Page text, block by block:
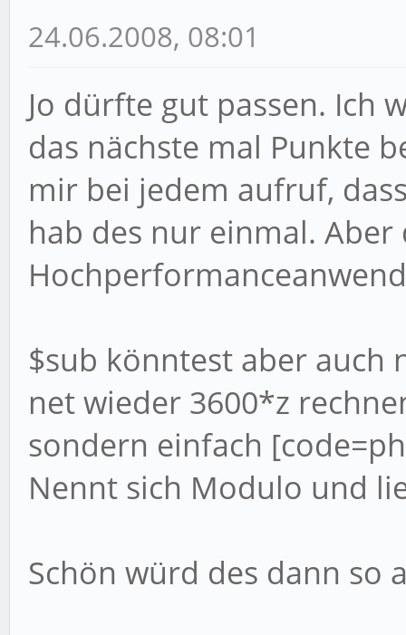
}
24.06.2008, 08:01
Jo dürfte gut passen. Ich
das nächste mal Punkte
mir bei jedem aufruf,
hab des nur einmal.
$sub könntest aber auch
net wieder 3600*z
sondern einfach
Nennt sich Modulo und
Schön würd des dann so